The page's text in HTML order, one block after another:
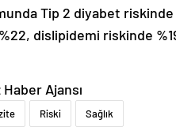
Tip 2 diyabet
dislipidemi riskinde
Ajansı
Riski Sağlık